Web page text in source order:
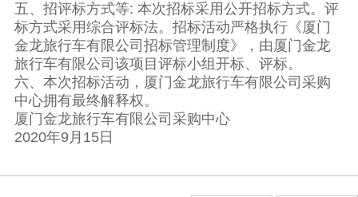
五、招评标方式等: 本次招标采用公开招标方式。评
标方式采用综合评标法。招标活动严格执行《厦门
金龙旅行车有限公司招标管理制度》，由厦门金龙
旅行车有限公司该项目评标小组开标、评标。
六、本次招标活动，厦门金龙旅行车有限公司采购
中心拥有最终解释权。
厦门金龙旅行车有限公司采购中心
2020年9月15日